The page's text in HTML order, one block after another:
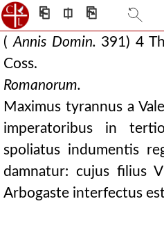
⎗ ⎅ ⎘
( Annis Domin. 391) 4
Coss.
Romanorum.
Maximus tyrannus a
imperatoribus in
spoliatus indumentis
damnatur: cujus filius
Arbogaste interfectus